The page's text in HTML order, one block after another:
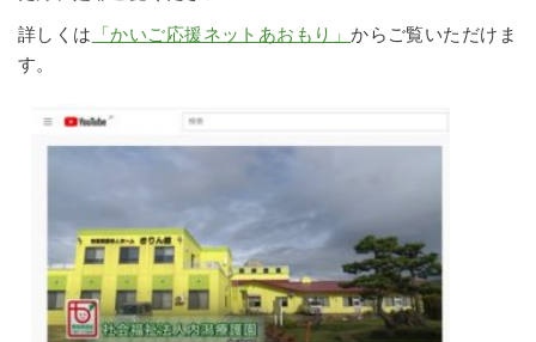
詳しくは 「かいご応援ネットあおもり」からご覧いただけま
す。